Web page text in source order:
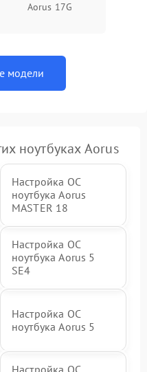
Aorus 17G
модели
ноутбуках Aorus
Настройка ОС
ноутбука Aorus
MASTER 18
Настройка ОС
ноутбука Aorus 5
SE4
Настройка ОС
ноутбука Aorus 5